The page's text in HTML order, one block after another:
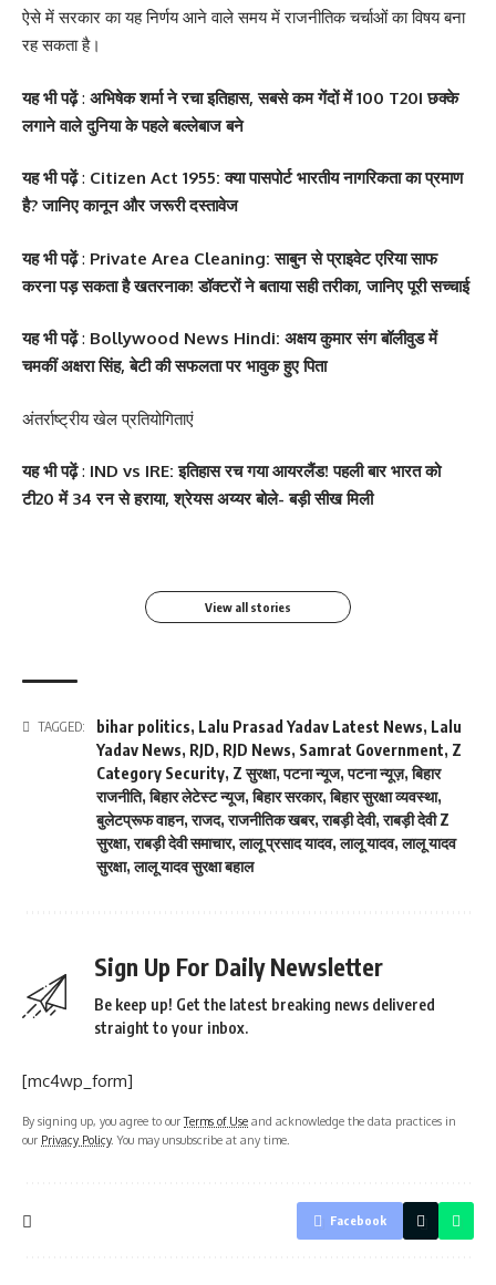
ऐसे में सरकार का यह निर्णय आने वाले समय में राजनीतिक चर्चाओं का विषय बना
रह सकता है।
यह भी पढ़ें: अभिषेक शर्मा ने रचा इतिहास, सबसे कम गेंदों में 100 T20I छक्के
लगाने वाले दुनिया के पहले बल्लेबाज बने
यह भी पढ़ें: Citizen Act 1955: क्या पासपोर्ट भारतीय नागरिकता का प्रमाण
है? जानिए कानून और जरूरी दस्तावेज
यह भी पढ़ें: Private Area Cleaning: साबुन से प्राइवेट एरिया साफ
करना पड़ सकता है खतरनाक! डॉक्टरों ने बताया सही तरीका, जानिए पूरी सच्चाई
यह भी पढ़ें: Bollywood News Hindi: अक्षय कुमार संग बॉलीवुड में
चमकीं अक्षरा सिंह, बेटी की सफलता पर भावुक हुए पिता
अंतर्राष्ट्रीय खेल प्रतियोगिताएं
यह भी पढ़ें: IND vs IRE: इतिहास रच गया आयरलैंड! पहली बार भारत को
टी20 में 34 रन से हराया, श्रेयस अय्यर बोले- बड़ी सीख मिली
सोनम कपूर ने शर्ट के बटन
खोलकर बेबी बंप फ्लॉन्ट किया
श्वेता तिवारी ने सोशल मीडिया
पर फिर लगाई आग, फोटो तेजी
से Viral
Salman Khan की बर्थडे
पार्टी में लगा सितारों का मेला,
श्वेता तिवारी ने सोशल मीडिया
पर लगाई आग फोटो वायरल
View all stories
TAGGED: bihar politics, Lalu Prasad Yadav Latest News, Lalu
Yadav News, RJD, RJD News, Samrat Government, Z
Category Security, Z सुरक्षा,पटना न्यूज,पटना न्यूज़,बिहार
राजनीति,बिहार लेटेस्ट न्यूज,बिहार सरकार,बिहार सुरक्षा व्यवस्था,
बुलेटप्रूफ वाहन,राजद,राजनीतिक खबर,राबड़ी देवी,राबड़ी देवी Z
सुरक्षा,राबड़ी देवी समाचार,लालू प्रसाद यादव,लालू यादव,लालू यादव
सुरक्षा,लालू यादव सुरक्षा बहाल
Sign Up For Daily Newsletter
Be keep up! Get the latest breaking news delivered
straight to your inbox.
[mc4wp_form]
By signing up, you agree to ourTerms of Use and acknowledge the data practices in
our Privacy Policy. You may unsubscribe at any time.
Facebook